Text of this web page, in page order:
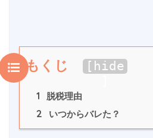
もくじ [ hide
1 脱税理由
2 いつからバレた？